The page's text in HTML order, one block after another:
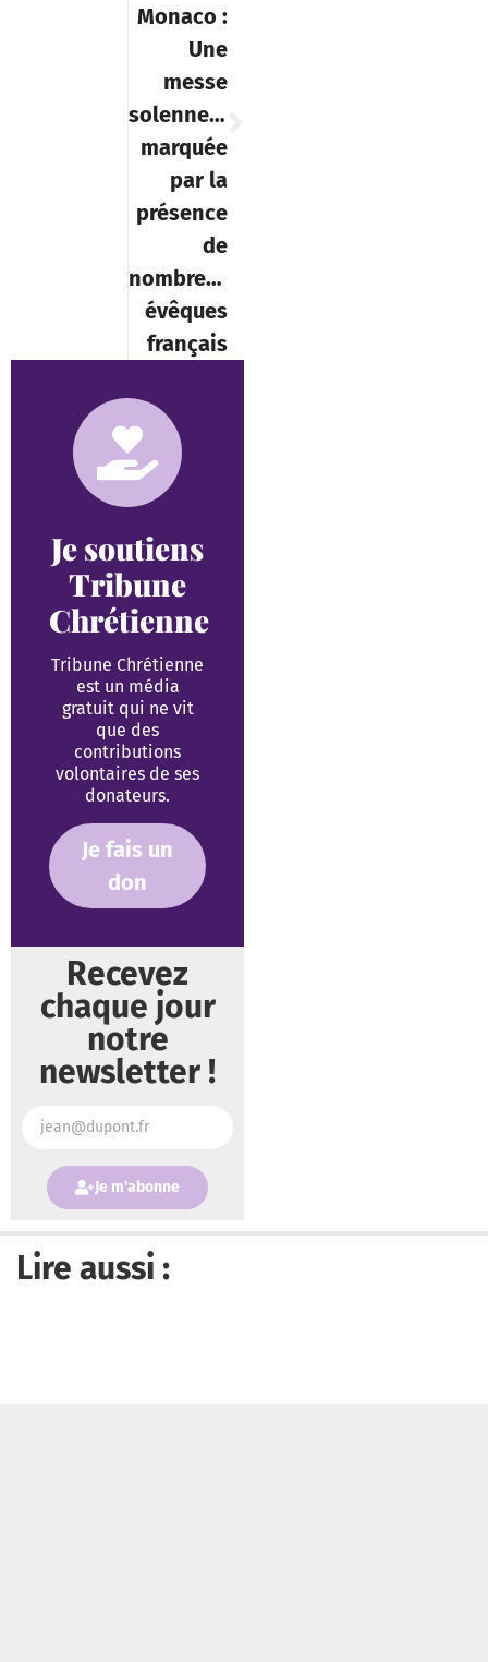
Monaco :
Une
messe
solennelle
marquée
par la
présence
de
nombreux
évêques
français
Je soutiens
Tribune
Chrétienne
Tribune Chrétienne
est un média
gratuit qui ne vit
que des
contributions
volontaires de ses
donateurs.
Je fais un
don
Recevez
chaque jour
notre
newsletter !
Je m'abonne
Lire aussi :